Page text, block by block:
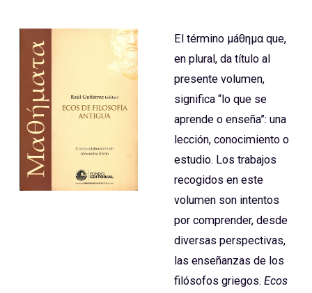
El término μáθημα que,
en plural, da título al
presente volumen,
significa “lo que se
aprende o enseña”: una
lección, conocimiento o
estudio. Los trabajos
recogidos en este
volumen son intentos
por comprender, desde
diversas perspectivas,
las enseñanzas de los
filósofos griegos. Ecos